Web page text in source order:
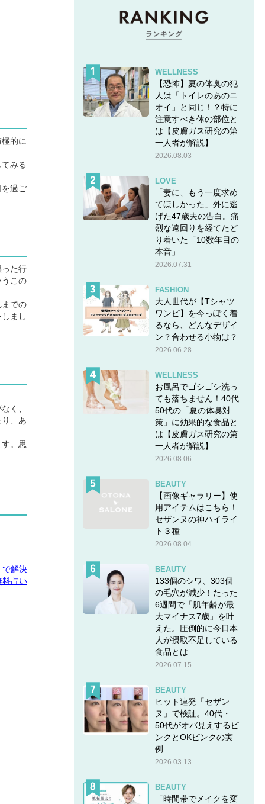
的に
みる
過ご
た行
この
での
まし
く、
、あ
。思
で解決
料占い
WELLNESS
【恐怖】夏の体臭の犯
人は「トイレのあのニ
オイ」と同じ！？特に
注意すべき体の部位と
は【皮膚ガス研究の第
一人者が解説】
2026.08.03
LOVE
「妻に、もう一度求め
てほしかった」外に逃
げた47歳夫の告白。痛
烈な遠回りを経てたど
り着いた「10数年目の
本音」
2026.07.31
FASHION
大人世代が【Tシャツ
ワンピ】を今っぽく着
るなら、どんなデザイ
ン？合わせる小物は？
2026.06.28
WELLNESS
お風呂でゴシゴシ洗っ
ても落ちません！40代
50代の「夏の体臭対
策」に効果的な食品と
は【皮膚ガス研究の第
一人者が解説】
2026.08.06
BEAUTY
【画像ギャラリー】使
用アイテムはこちら！
セザンヌの神ハイライ
ト３種
2026.08.04
BEAUTY
133個のシワ、303個
の毛穴が減少！たった
6週間で「肌年齢が最
大マイナス7歳」を叶
えた。圧倒的に今日本
人が摂取不足している
食品とは
2026.07.15
BEAUTY
ヒット連発「セザン
ヌ」で検証。40代・
50代がオバ見えするピ
ンクとOKピンクの実
例
2026.03.13
BEAUTY
「時間帯でメイクを変